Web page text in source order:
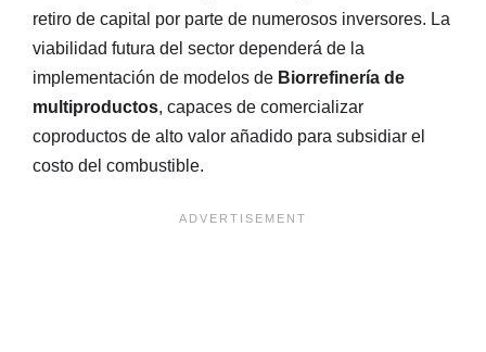
retiro de capital por parte de numerosos inversores. La
viabilidad futura del sector dependerá de la
implementación de modelos de Biorrefinería de
multiproductos, capaces de comercializar
coproductos de alto valor añadido para subsidiar el
costo del combustible.